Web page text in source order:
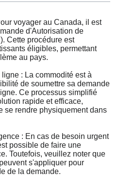
voyager au Canada, il est
d'Autorisation de
Cette procédure est
éligibles, permettant
au pays.
: La commodité est à
de soumettre sa demande
Ce processus simplifié
rapide et efficace,
se rendre physiquement dans
: En cas de besoin urgent
possible de faire une
Toutefois, veuillez noter que
s'appliquer pour
de la demande.